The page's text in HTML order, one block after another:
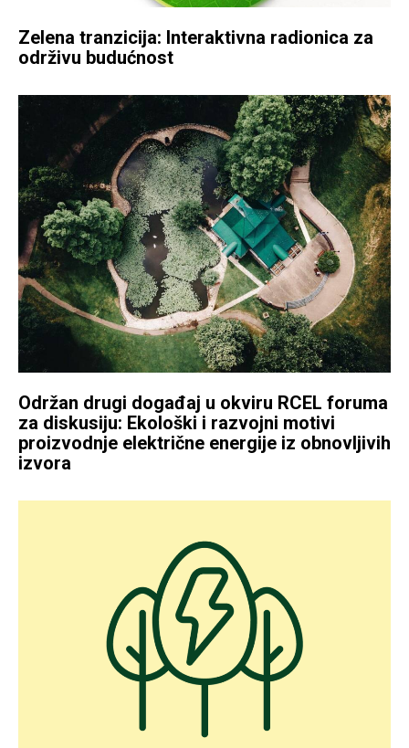
Zelena tranzicija: Interaktivna radionica za
održivu budućnost
Održan drugi događaj u okviru RCEL foruma
za diskusiju: Ekološki i razvojni motivi
proizvodnje električne energije iz obnovljivih
izvora